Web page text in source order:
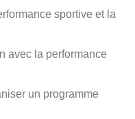
sportive et la
avec la performance
un programme